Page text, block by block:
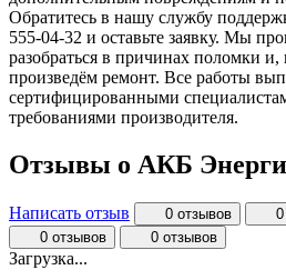
Обратитесь в нашу службу
555-04-32 и оставьте заявку. Мы
разобраться в причинах поломки и,
произведём ремонт. Все работы
сертифицированными
требованиями производителя.
Отзывы о АКБ
Написать отзыв 0 отзывов
0 отзывов
0 отзывов
Загрузка...